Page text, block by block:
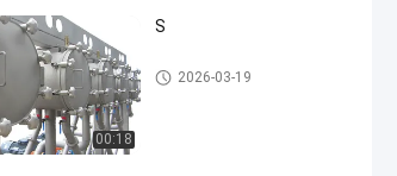
00:18
S
Maszyna do przetwarzania sk
robi z manioku
2026-03-19